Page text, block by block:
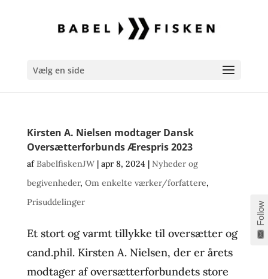
Vælg en side
Kirsten A. Nielsen modtager Dansk
Oversætterforbunds Ærespris 2023
afBabelfiskenJW| apr 8, 2024 | Nyheder og
begivenheder, Om enkelte værker/forfattere,
Prisuddelinger
Et stort og varmt tillykke til oversætter og
cand.phil. Kirsten A. Nielsen, der er årets
modtager af oversætterforbundets store
Follow